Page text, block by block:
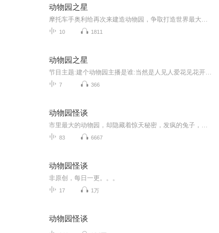
动物园之星
10 1811
动物园之星
7 366
动物园怪谈
83 6667
动物园怪谈
非原创，每日一更。。。
17 1万
动物园怪谈